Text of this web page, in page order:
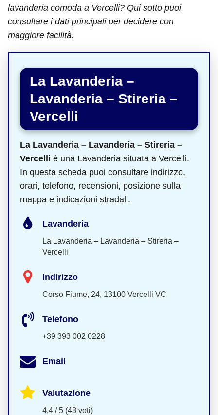
lavanderia comoda a Vercelli? Qui sotto puoi
consultare i dati principali per decidere con
maggiore facilità.
La Lavanderia –
Lavanderia – Stireria –
Vercelli
La Lavanderia – Lavanderia – Stireria –
Vercelli è una Lavanderia situata a Vercelli.
In questa scheda puoi consultare indirizzo,
orari, telefono, recensioni, posizione sulla
mappa e indicazioni stradali.
Lavanderia
La Lavanderia – Lavanderia – Stireria –
Vercelli
Indirizzo
Corso Fiume, 24, 13100 Vercelli VC
Telefono
+39 393 002 0228
Email
Valutazione
4,4 / 5 (48 voti)